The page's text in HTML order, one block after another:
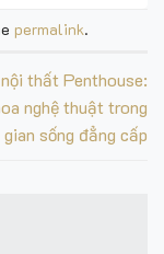
permalink.
thất Penthouse:
nghệ thuật trong
sống đẳng cấp